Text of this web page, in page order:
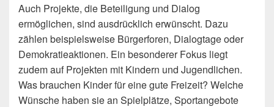
Auch Projekte, die Beteiligung und Dialog
ermöglichen, sind ausdrücklich erwünscht. Dazu
zählen beispielsweise Bürgerforen, Dialogtage oder
Demokratieaktionen. Ein besonderer Fokus liegt
zudem auf Projekten mit Kindern und Jugendlichen.
Was brauchen Kinder für eine gute Freizeit? Welche
Wünsche haben sie an Spielplätze, Sportangebote